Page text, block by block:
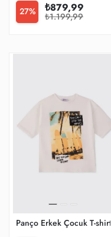
27% ₺879,99
₺1.199,99
Panço Erkek Çocuk T-shirt